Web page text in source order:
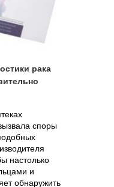
рака
споры
настолько
и
обнаружить